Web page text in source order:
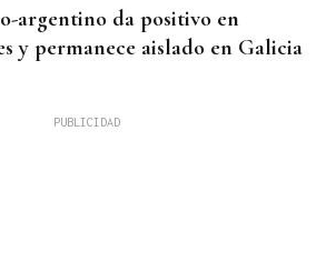
argentino da positivo en
y permanece aislado en Galicia